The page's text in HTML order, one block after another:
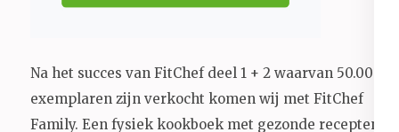
Na het succes van FitChef deel 1 + 2 waarvan 50.000+
exemplaren zijn verkocht komen wij met FitChef
Family. Een fysiek kookboek met gezonde recepten